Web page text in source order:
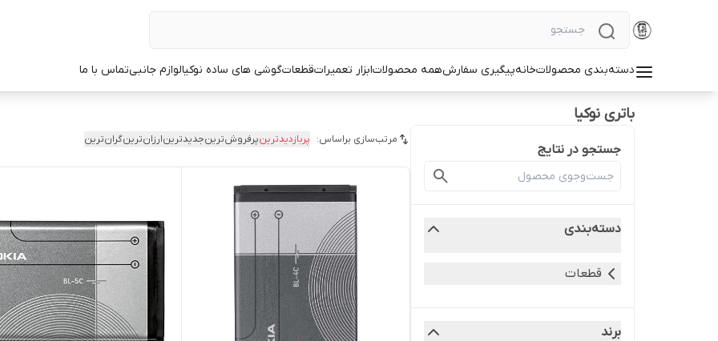
دسته‌بندی محصولاتخانهپیگیری سفارشهمه محصولاتابزار تعمیراتقطعاتگوشی های ساده نوکیالوازم جانبیتماس با ما
باتری نوکیا
جستجو در نتایج
دسته‌بندی
قطعات
برند
مرتب‌سازی براساس: پربازدیدترینپرفروش‌ترینجدیدترینارزان‌ترینگران‌ترین